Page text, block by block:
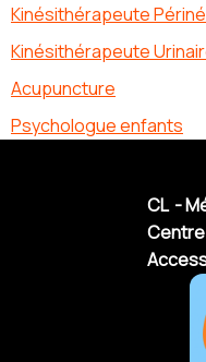
Kinésithérapeute
Kinésithérapeute
Acupuncture
Psychologue enfants
CL -